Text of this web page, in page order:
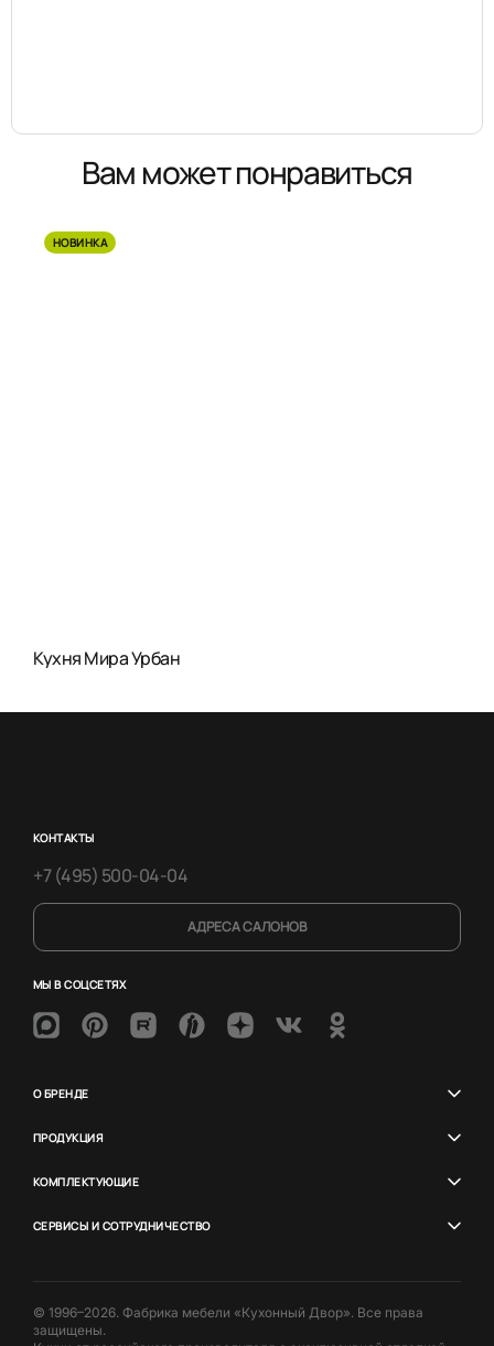
Вам может понравиться
НОВИНКА
Кухня Мира Урбан
КОНТАКТЫ
+7 (495) 500-04-04
АДРЕСА САЛОНОВ
МЫ В СОЦСЕТЯХ
О БРЕНДЕ
ПРОДУКЦИЯ
КОМПЛЕКТУЮЩИЕ
СЕРВИСЫ И СОТРУДНИЧЕСТВО
© 1996–2026. Фабрика мебели «Кухонный Двор». Все права
защищены.